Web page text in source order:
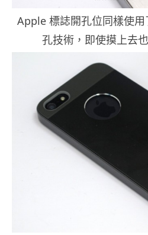
Apple 標誌開孔位同樣使
孔技術，即使摸上去